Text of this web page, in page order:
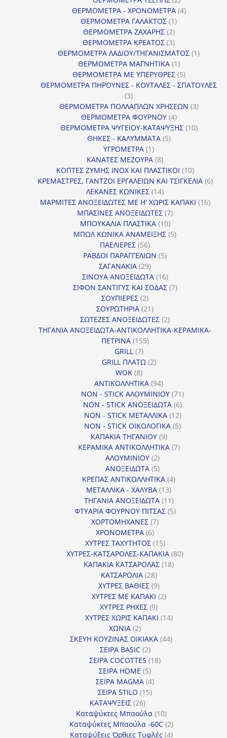
προϊόντα
ΘΕΡΜΟΜΕΤΡΑ - ΧΡΟΝΟΜΕΤΡΑ 44
ΘΕΡΜΟΜΕΤΡΑ ΓΑΛΑΚΤΟΣ 11
προϊόν
ΘΕΡΜΟΜΕΤΡΑ ΖΑΧΑΡΗΣ 22
προϊόντα
ΘΕΡΜΟΜΕΤΡΑ ΚΡΕΑΤΟΣ 33
προϊόντα
ΘΕΡΜΟΜΕΤΡΑ ΛΑΔΙΟΥ/ΤΗΓΑΝΙΣΜΑΤΟΣ 11
ΘΕΡΜΟΜΕΤΡΑ ΜΑΓΝΗΤΙΚΑ 11
προϊόν
ΘΕΡΜΟΜΕΤΡΑ ΜΕ ΥΠΕΡΥΘΡΕΣ 55
προϊόντα
ΘΕΡΜΟΜΕΤΡΑ ΠΗΡΟΥΝΕΣ - ΚΟΥΤΑΛΕΣ - ΣΠΑΤΟΥΛΕΣ
33
προϊόντα
ΘΕΡΜΟΜΕΤΡΑ ΠΟΛΛΑΠΛΩΝ ΧΡΗΣΕΩΝ 33
ΘΕΡΜΟΜΕΤΡΑ ΦΟΥΡΝΟΥ 44
προϊόντα
ΘΕΡΜΟΜΕΤΡΑ ΨΥΓΕΙΟΥ-ΚΑΤΑΨΥΞΗΣ 1010
ΘΗΚΕΣ - ΚΑΛΥΜΜΑΤΑ 55
ΥΓΡΟΜΕΤΡΑ 11
προϊόν
ΚΑΝΑΤΕΣ ΜΕΖΟΥΡΑ 88
προϊόντα
ΚΟΠΤΕΣ ΖΥΜΗΣ INOX ΚΑΙ ΠΛΑΣΤΙΚΟΙ 1010
προϊόντα
ΚΡΕΜΑΣΤΡΕΣ, ΓΑΝΤΖΟΙ ΕΡΓΑΛΕΙΩΝ ΚΑΙ ΤΣΙΓΚΕΛΙΑ 66
ΛΕΚΑΝΕΣ ΚΩΝΙΚΕΣ 1414
προϊόντα
ΜΑΡΜΙΤΕΣ ΑΝΟΞΕΙΔΩΤΕΣ ΜΕ Η' ΧΩΡΙΣ ΚΑΠΑΚΙ 1616
ΜΠΑΣΙΝΕΣ ΑΝΟΞΕΙΔΩΤΕΣ 77
ΜΠΟΥΚΑΛΙΑ ΠΛΑΣΤΙΚΑ 1010
προϊόντα
ΜΠΩΛ ΚΩΝΙΚΑ ΑΝΑΜΕΙΞΗΣ 55
ΠΑΕΛΙΕΡΕΣ 5656
προϊόντα
ΡΑΒΔΟΙ ΠΑΡΑΓΓΕΛΙΩΝ 55
ΣΑΓΑΝΑΚΙΑ 2929
προϊόντα
ΣΙΝΟΥΑ ΑΝΟΞΕΙΔΩΤΑ 1616
προϊόντα
ΣΙΦΟΝ ΣΑΝΤΙΓΥΣ ΚΑΙ ΣΟΔΑΣ 77
ΣΟΥΠΙΕΡΕΣ 22
προϊόντα
ΣΟΥΡΩΤΗΡΙΑ 2121
προϊόντα
ΣΩΤΕΖΕΣ ΑΝΟΞΕΙΔΩΤΕΣ 22
προϊόντα
ΤΗΓΑΝΙΑ ΑΝΟΞΕΙΔΩΤΑ-ΑΝΤΙΚΟΛΛΗΤΙΚΑ-ΚΕΡΑΜΙΚΑ-
ΠΕΤΡΙΝΑ 155155
GRILL 77
προϊόντα
GRILL ΠΛΑΤΩ 22
WOK 88
προϊόντα
ΑΝΤΙΚΟΛΛΗΤΙΚΑ 9494
προϊόντα
NON - STICK ΑΛΟΥΜΙΝΙΟΥ 7171
προϊόντα
NON - STICK ΑΝΟΞΕΙΔΩΤΑ 66
προϊόντα
NON - STICK ΜΕΤΑΛΛΙΚΑ 1212
προϊόντα
NON - STICK ΟΙΚΟΛΟΓΙΚΑ 55
ΚΑΠΑΚΙΑ ΤΗΓΑΝΙΟΥ 99
προϊόντα
ΚΕΡΑΜΙΚΑ ΑΝΤΙΚΟΛΛΗΤΙΚΑ 77
ΑΛΟΥΜΙΝΙΟΥ 22
προϊόντα
ΑΝΟΞΕΙΔΩΤΑ 55
προϊόντα
ΚΡΕΠΑΣ ΑΝΤΙΚΟΛΛΗΤΙΚΑ 44
ΜΕΤΑΛΛΙΚΑ - ΧΑΛΥΒΑ 1313
προϊόντα
ΤΗΓΑΝΙΑ ΑΝΟΞΕΙΔΩΤΑ 1111
προϊόντα
ΦΤΥΑΡΙΑ ΦΟΥΡΝΟΥ ΠΙΤΣΑΣ 55
ΧΟΡΤΟΜΗΧΑΝΕΣ 77
ΧΡΟΝΟΜΕΤΡΑ 66
προϊόντα
ΧΥΤΡΕΣ ΤΑΧΥΤΗΤΟΣ 1515
προϊόντα
ΧΥΤΡΕΣ-ΚΑΤΣΑΡΟΛΕΣ-ΚΑΠΑΚΙΑ 8080
ΚΑΠΑΚΙΑ ΚΑΤΣΑΡΟΛΑΣ 1818
ΚΑΤΣΑΡΟΛΙΑ 2828
προϊόντα
ΧΥΤΡΕΣ ΒΑΘΙΕΣ 99
προϊόντα
ΧΥΤΡΕΣ ΜΕ ΚΑΠΑΚΙ 22
ΧΥΤΡΕΣ ΡΗΧΕΣ 99
προϊόντα
ΧΥΤΡΕΣ ΧΩΡΙΣ ΚΑΠΑΚΙ 1414
ΧΩΝΙΑ 22
προϊόντα
ΣΚΕΥΗ ΚΟΥΖΙΝΑΣ ΟΙΚΙΑΚΑ 4444
ΣΕΙΡΑ BASIC 22
προϊόντα
ΣΕΙΡΑ COCOTTES 1818
ΣΕΙΡΑ HOME 55
προϊόντα
ΣΕΙΡΑ MAGMA 44
προϊόντα
ΣΕΙΡΑ STILO 1515
ΚΑΤΑΨΥΞΕΙΣ 2626
προϊόντα
Καταψύκτες Μπαούλα 1010
προϊόντα
Καταψύκτες Μπαούλα -60C 22
προϊόντα
Καταψύξεις Όρθιες Τυφλές 44